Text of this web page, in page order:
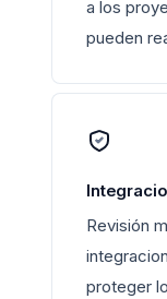
a los
pueden
Revisión
proteger